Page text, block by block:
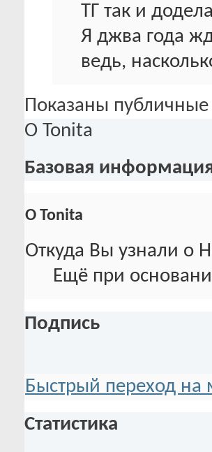
ТГ так и
Я джва года
ведь,
Показаны
О Tonita
Базовая
О Tonita
Откуда Вы узнали о
Ещё при
Подпись
Быстрый переход на
Статистика